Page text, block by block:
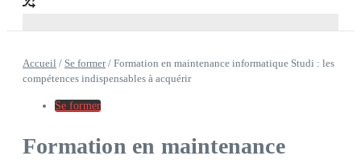
Accueil / Se former/ Formation en maintenance informatique Studi : les
compétences indispensables à acquérir
Se former
Formation en maintenance